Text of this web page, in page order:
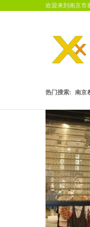
欢迎来到南京市
热门搜索: 南京